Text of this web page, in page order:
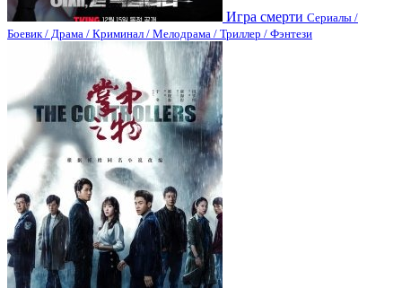
Игра смерти Сериалы /
Боевик / Драма / Криминал / Мелодрама / Триллер / Фэнтези